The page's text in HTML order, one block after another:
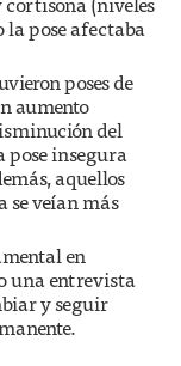
la pose afectaba
poses de
aumento
del
pose insegura
aquellos
se veían más
en
una entrevista
y seguir